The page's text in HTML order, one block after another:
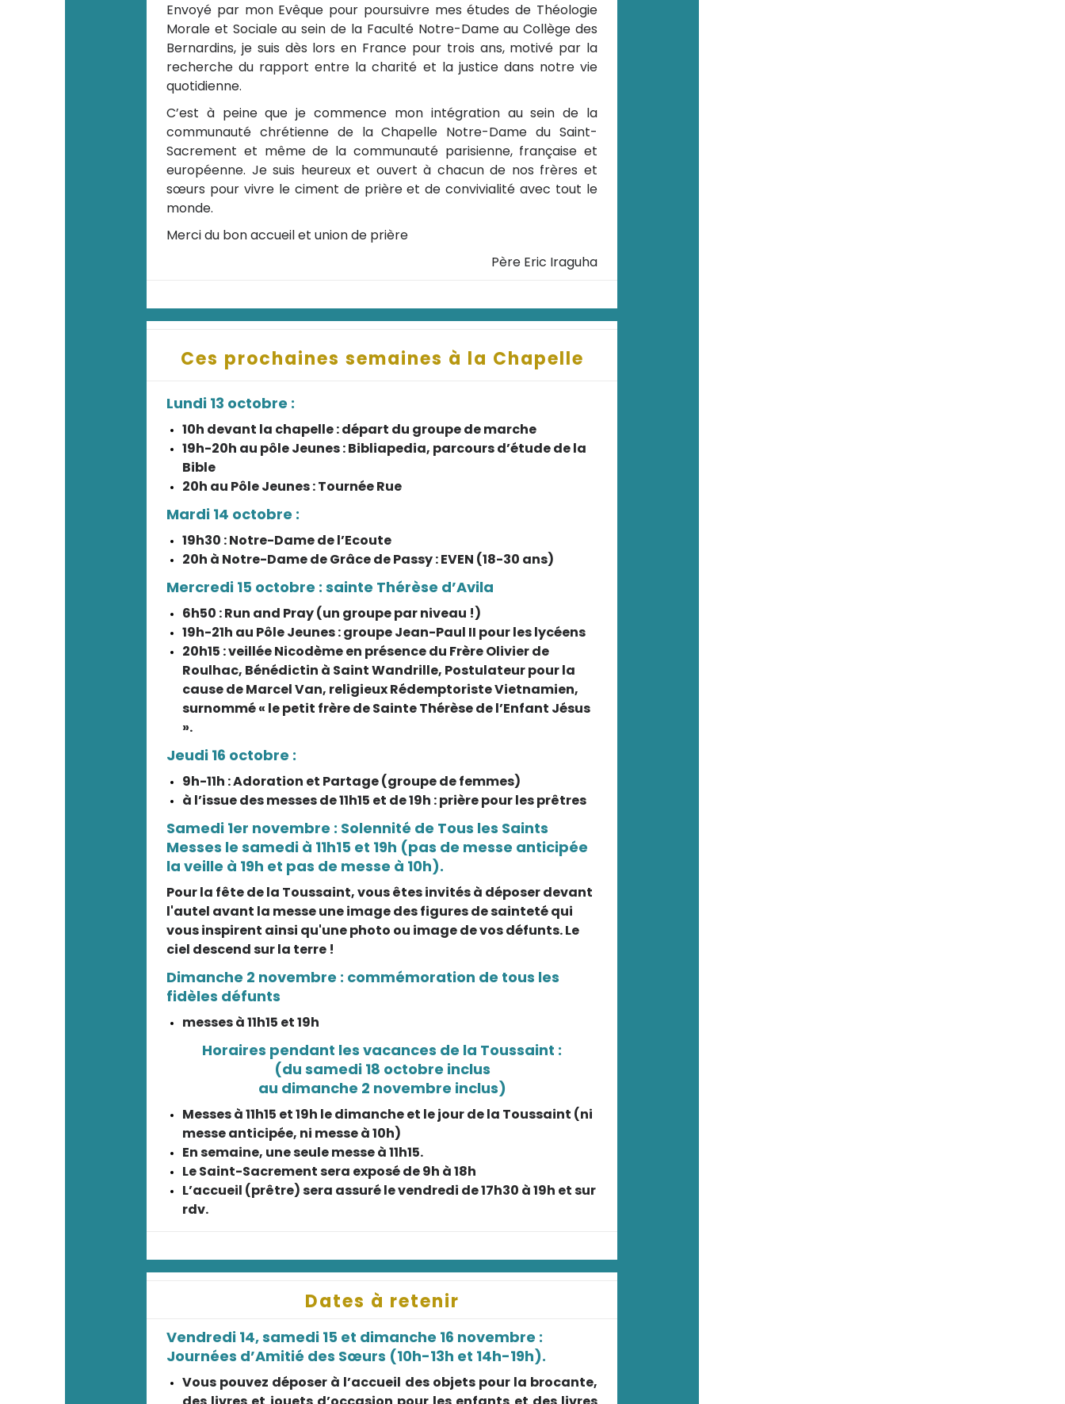
Envoyé par mon Evêque pour poursuivre mes études de Théologie
Morale et Sociale au sein de la Faculté Notre-Dame au Collège des
Bernardins, je suis dès lors en France pour trois ans, motivé par la
recherche du rapport entre la charité et la justice dans notre vie
quotidienne.
C’est à peine que je commence mon intégration au sein de la
communauté chrétienne de la Chapelle Notre-Dame du Saint-
Sacrement et même de la communauté parisienne, française et
européenne. Je suis heureux et ouvert à chacun de nos frères et
sœurs pour vivre le ciment de prière et de convivialité avec tout le
monde.
Merci du bon accueil et union de prière
Père Eric Iraguha
Ces prochaines semaines à la Chapelle
Lundi 13 octobre :
10h devant la chapelle : départ du groupe de marche
19h-20h au pôle Jeunes : Bibliapedia, parcours d’étude de la
Bible
20h au Pôle Jeunes : Tournée Rue
Mardi 14 octobre :
19h30 : Notre-Dame de l’Ecoute
20h à Notre-Dame de Grâce de Passy : EVEN (18-30 ans)
Mercredi 15 octobre : sainte Thérèse d’Avila
6h50 : Run and Pray (un groupe par niveau !)
19h-21h au Pôle Jeunes : groupe Jean-Paul II pour les lycéens
20h15 : veillée Nicodème en présence du Frère Olivier de
Roulhac, Bénédictin à Saint Wandrille, Postulateur pour la
cause de Marcel Van, religieux Rédemptoriste Vietnamien,
surnommé « le petit frère de Sainte Thérèse de l’Enfant Jésus
».
Jeudi 16 octobre :
9h-11h : Adoration et Partage (groupe de femmes)
à l’issue des messes de 11h15 et de 19h : prière pour les prêtres
Samedi 1er novembre : Solennité de Tous les Saints
Messes le samedi à 11h15 et 19h (pas de messe anticipée
la veille à 19h et pas de messe à 10h).
Pour la fête de la Toussaint, vous êtes invités à déposer devant
l'autel avant la messe une image des figures de sainteté qui
vous inspirent ainsi qu'une photo ou image de vos défunts. Le
ciel descend sur la terre !
Dimanche 2 novembre : commémoration de tous les
fidèles défunts
messes à 11h15 et 19h
Horaires pendant les vacances de la Toussaint :
(du samedi 18 octobre inclus
au dimanche 2 novembre inclus)
Messes à 11h15 et 19h le dimanche et le jour de la Toussaint (ni
messe anticipée, ni messe à 10h)
En semaine, une seule messe à 11h15.
Le Saint-Sacrement sera exposé de 9h à 18h
L’accueil (prêtre) sera assuré le vendredi de 17h30 à 19h et sur
rdv.
Dates à retenir
Vendredi 14, samedi 15 et dimanche 16 novembre :
Journées d’Amitié des Sœurs (10h-13h et 14h-19h).
Vous pouvez déposer à l’accueil des objets pour la brocante,